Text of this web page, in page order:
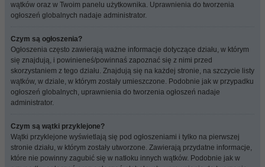
wątków oraz w Twoim panelu użytkownika. Uprawnienia do tworzenia
ogłoszeń globalnych nadaje administrator.
Czym są ogłoszenia?
Ogłoszenia często zawierają ważne informacje dotyczące działu, w którym
się znajdują, i powinieneś/powinnaś zapoznać się z nimi przed
skorzystaniem z tego działu. Znajdują się na każdej stronie, na szczycie listy
wątków, w dziale, w którym zostały umieszczone. Podobnie jak w przypadku
ogłoszeń globalnych, uprawnienia do tworzenia ogłoszeń nadaje
administrator.
Czym są wątki przyklejone?
Wątki przyklejone wyświetlają się pod ogłoszeniami i tylko na pierwszej
stronie działu, w którym zostały utworzone. Zawierają przydatne informacje,
które nie powinny zagubić się w natłoku innych wątków. Podobnie jak w